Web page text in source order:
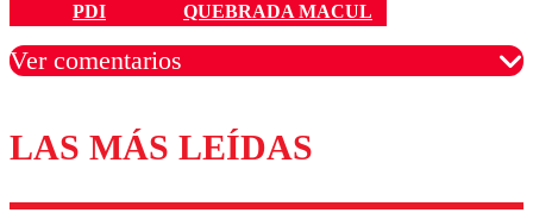
PDI
QUEBRADA MACUL
Ver comentarios
Los comentarios son moderados para garantizar un
diálogo respetuoso.
LAS MÁS LEÍDAS